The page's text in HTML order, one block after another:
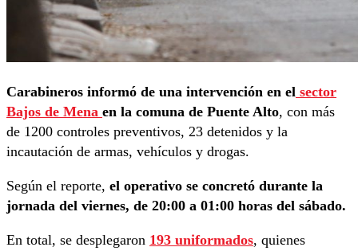
Carabineros informó de una intervención en el sector
Bajos de Mena en la comuna de Puente Alto, con más
de 1200 controles preventivos, 23 detenidos y la
incautación de armas, vehículos y drogas.
Según el reporte, el operativo se concretó durante la
jornada del viernes, de 20:00 a 01:00 horas del sábado.
En total, se desplegaron 193 uniformados, quienes